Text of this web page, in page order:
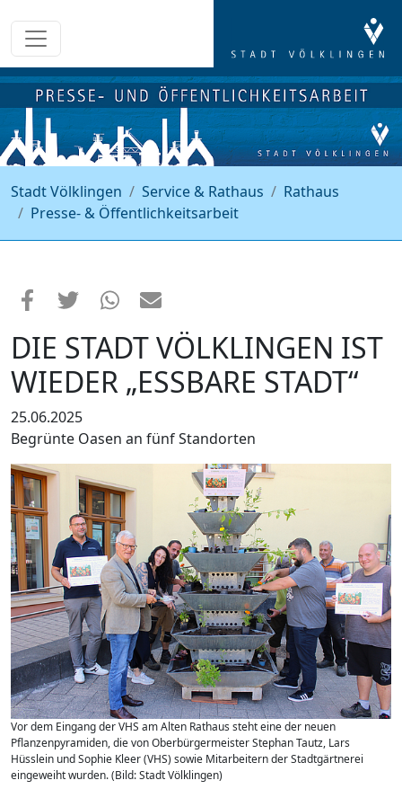
Stadt Völklingen Service & Rathaus
Rathaus
Presse- & Öffentlichkeitsarbeit
DIE STADT VÖLKLINGEN IST
WIEDER „ESSBARE STADT“
25.06.2025
Begrünte Oasen an fünf Standorten
Vor dem Eingang der VHS am Alten Rathaus steht eine der neuen
Pflanzenpyramiden, die von Oberbürgermeister Stephan Tautz, Lars
Hüsslein und Sophie Kleer (VHS) sowie Mitarbeitern der Stadtgärtnerei
eingeweiht wurden. (Bild: Stadt Völklingen)